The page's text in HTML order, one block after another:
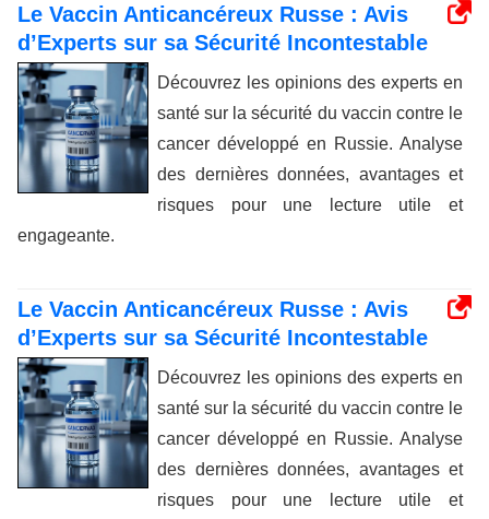
Le Vaccin Anticancéreux Russe : Avis
d’Experts sur sa Sécurité Incontestable
Découvrez les opinions des experts en
santé sur la sécurité du vaccin contre le
cancer développé en Russie. Analyse
des dernières données, avantages et
risques pour une lecture utile et
engageante.
Le Vaccin Anticancéreux Russe : Avis
d’Experts sur sa Sécurité Incontestable
Découvrez les opinions des experts en
santé sur la sécurité du vaccin contre le
cancer développé en Russie. Analyse
des dernières données, avantages et
risques pour une lecture utile et